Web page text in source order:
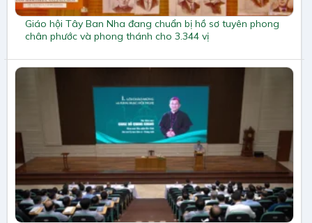
Giáo hội Tây Ban Nha đang chuẩn bị hồ sơ tuyên phong
chân phước và phong thánh cho 3.344 vị